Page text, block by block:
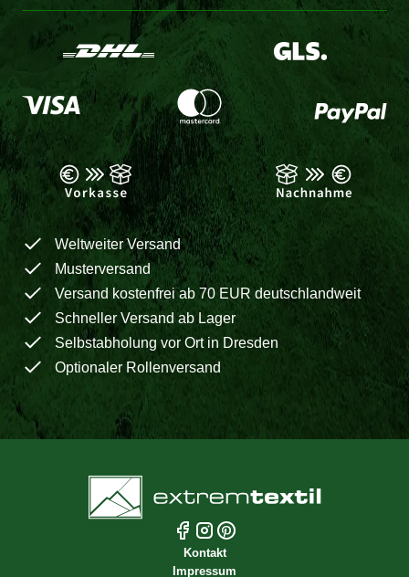
Weltweiter Versand
Musterversand
Versand kostenfrei ab 70 EUR deutschlandweit
Schneller Versand ab Lager
Selbstabholung vor Ort in Dresden
Optionaler Rollenversand
Kontakt
Impressum